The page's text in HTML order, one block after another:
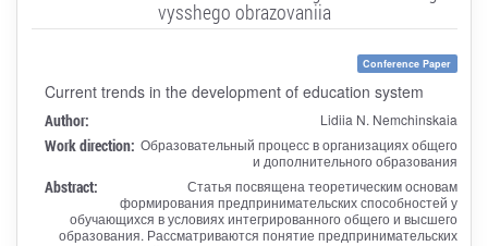
vysshego obrazovaniia
Conference Paper
Current trends in the development of education system
Author: Lidiia N. Nemchinskaia
Work direction: Образовательный процесс в организациях общего
и дополнительного образования
Abstract:
Статья посвящена теоретическим основам
формирования предпринимательских способностей у
обучающихся в условиях интегрированного общего и высшего
образования. Рассматриваются понятие предпринимательских